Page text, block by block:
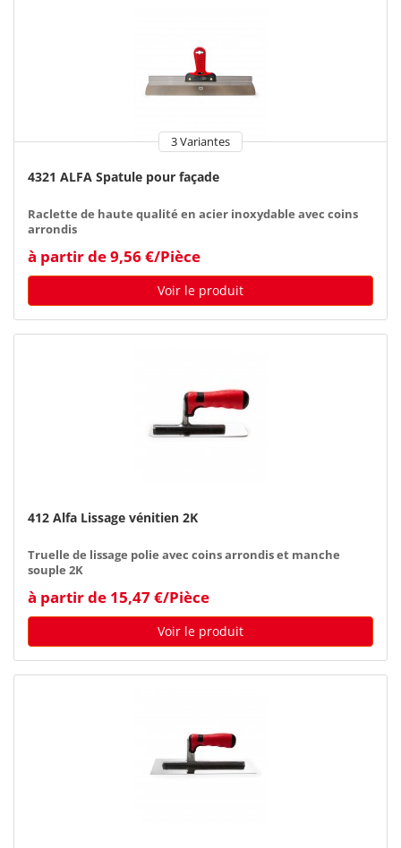
3 Variantes
4321 ALFA Spatule pour façade
Raclette de haute qualité en acier inoxydable avec coins
arrondis
à partir de 9,56 €/Pièce
Voir le produit
412 Alfa Lissage vénitien 2K
Truelle de lissage polie avec coins arrondis et manche
souple 2K
à partir de 15,47 €/Pièce
Voir le produit